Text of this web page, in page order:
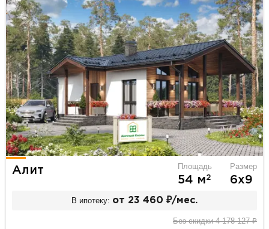
Алит Площадь
54 м2
Размер
6х9
В ипотеку: от 23 460 ₽/мес.
Без скидки 4 178 127 ₽